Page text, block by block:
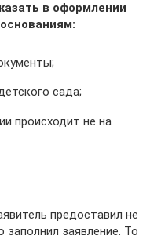
в оформлении
сада;
происходит не на
предоставил не
заявление. То